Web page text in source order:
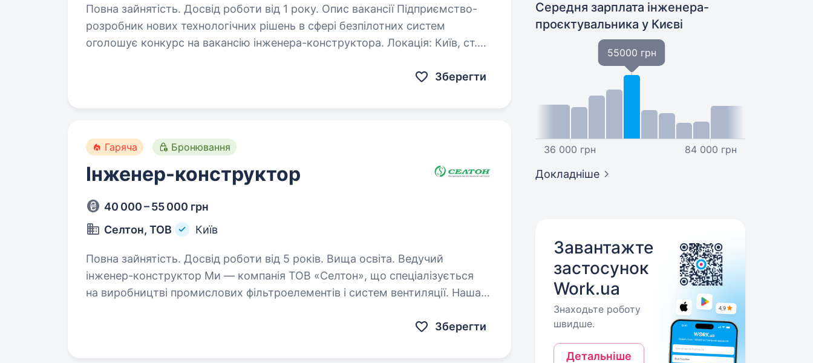
Повна зайнятість. Досвід роботи від 1 року. Опис вакансії Підприємство-
розробник нових технологічних рішень в сфері безпілотних систем
оголошує конкурс на вакансію інженера-конструктора. Локація: Київ, ст.
Зберегти
Гаряча Бронювання
Інженер-конструктор
40 000 – 55 000 грн
Селтон, ТОВ
Київ
Повна зайнятість. Досвід роботи від 5 років. Вища освіта. Ведучий
інженер-конструктор Ми — компанія ТОВ «Селтон», що спеціалізується
на виробництві промислових фільтроелементів і систем вентиляції. Наша
Зберегти
Середня зарплата інженера-
проєктувальникау Києві
36 000 грн
55000 грн
84 000 грн
Докладніше
Завантажте
застосунок
Work.ua
Знаходьте роботу
швидше.
Детальніше